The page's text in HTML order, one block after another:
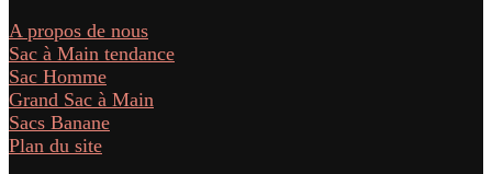
A propos de nous
Sac à Main tendance
Sac Homme
Grand Sac à Main
Sacs Banane
Plan du site